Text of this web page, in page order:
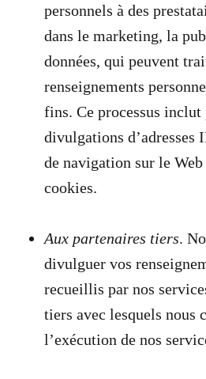
personnels à des
dans le marketing, la
données, qui peuvent
renseignements
fins. Ce processus
divulgations d’adresses
de navigation sur le Web
cookies.
Aux partenaires tiers.
divulguer vos
recueillis par nos
tiers avec lesquels nous
l’exécution de nos